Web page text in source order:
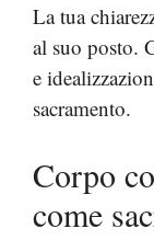
La tua
al suo posto.
e
sacramento.
Corpo
come